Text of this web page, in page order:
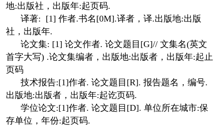
地:出版社，出版年:起页码.
译著: [1] 作者.书名[0M].译者，译.出版地:出版
社，出版年.
论文集: [1] 论文作者. 论文题目[G]// 文集名(英文
首字大写) .论文集编者，出版地:出版者，出版年:起止
页码
技术报告:[1]作者. 论文题目[R]. 报告题名，编号.
出版地:出版者，出版年:起讫页码.
学位论文:[1]作者. 论文题目[D]. 单位所在城市:保
存单位，年份:起页码.